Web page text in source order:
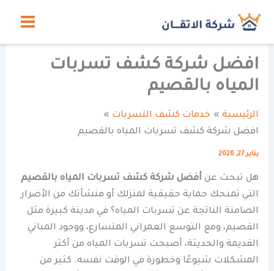
افضل شركة كشف تسربات
المياه بالقصيم
الرئيسية
خدمات كشف التسربات
افضل شركة كشف تسربات المياه بالقصيم
يناير 27, 2026
هل تبحث عن أفضل شركة كشف تسربات المياه بالقصيم
التي تمنحك حماية حقيقية لمنزلك أو منشأتك من الأضرار
الصامتة الناتجة عن تسربات المياه؟ في مدينة كبيرة مثل
القصيم، ومع التوسع العمراني المتسارع، ووجود المباني
القديمة والحديثة، أصبحت تسربات المياه من أكثر
المشكلات شيوعًا وخطورة في الوقت نفسه. كثير من